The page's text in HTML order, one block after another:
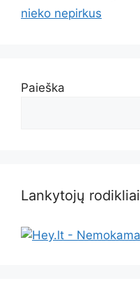
nieko nepirkus
Paieška
Lankytojų rodikliai